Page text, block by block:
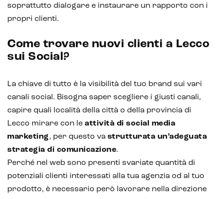
soprattutto dialogare e instaurare un rapporto con i
propri clienti.
Come trovare nuovi clienti a Lecco
sui Social?
La chiave di tutto è la visibilità del tuo brand sui vari
canali social. Bisogna saper scegliere i giusti canali,
capire quali località della città o della provincia di
Lecco mirare con le attività di social media
marketing, per questo va strutturata un’adeguata
strategia di comunicazione.
Perché nel web sono presenti svariate quantità di
potenziali clienti interessati alla tua agenzia od al tuo
prodotto, è necessario però lavorare nella direzione